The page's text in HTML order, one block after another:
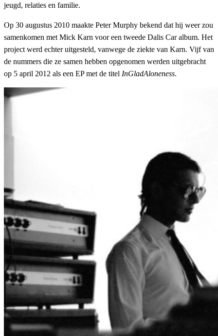
jeugd, relaties en familie.
Op 30 augustus 2010 maakte Peter Murphy bekend dat hij weer zou
samenkomen met Mick Karn voor een tweede Dalis Car album. Het
project werd echter uitgesteld, vanwege de ziekte van Karn. Vijf van
de nummers die ze samen hebben opgenomen werden uitgebracht
op 5 april 2012 als een EP met de titel InGladAloneness.